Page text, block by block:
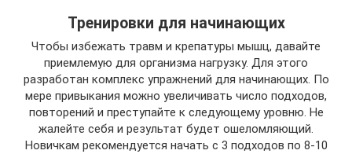
Тренировки для начинающих
Чтобы избежать травм и крепатуры мышц, давайте
приемлемую для организма нагрузку. Для этого
разработан комплекс упражнений для начинающих. По
мере привыкания можно увеличивать число подходов,
повторений и преступайте к следующему уровню. Не
жалейте себя и результат будет ошеломляющий.
Новичкам рекомендуется начать с 3 подходов по 8-10